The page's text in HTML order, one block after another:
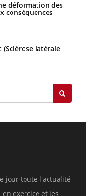
déformation des
conséquences
(Sclérose latérale
jour toute l'actualité
exercice et les